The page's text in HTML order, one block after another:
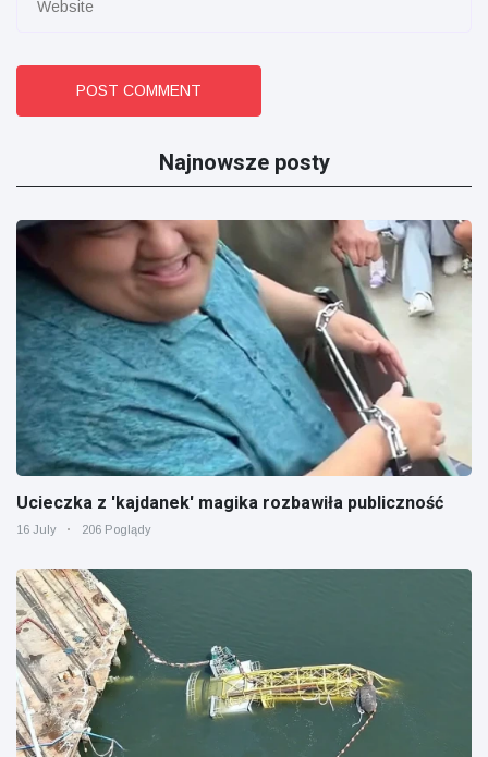
POST COMMENT
Najnowsze posty
Ucieczka z 'kajdanek' magika rozbawiła publiczność
16 July 206 Poglądy